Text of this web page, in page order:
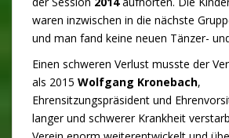
waren inzwischen in die nächste
und man fand keine neuen Tänzer-
Einen schweren Verlust musste der
als 2015 Wolfgang Kronebach,
Ehrensitzungspräsident und
langer und schwerer Krankheit